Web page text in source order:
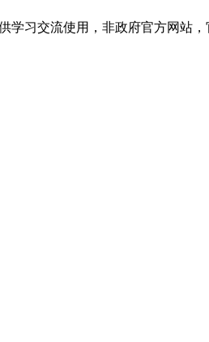
习交流使用，非政府官方网站，